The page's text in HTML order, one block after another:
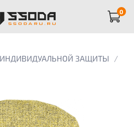
0
ИНДИВИДУАЛЬНОЙ ЗАЩИТЫ